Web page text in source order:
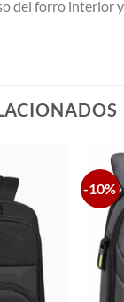
del forro interior
-10%